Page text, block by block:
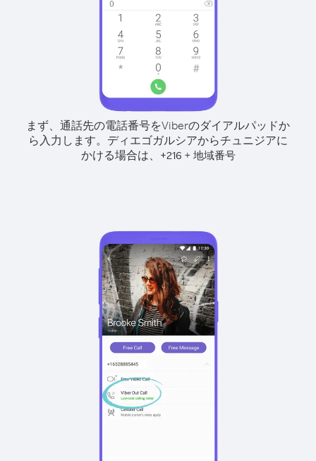
まず、通話先の電話番号をViberのダイアルパッドか
ら入力します。 ディエゴガルシアからチュニジアに
かける場合は、
+216 + 地域番号